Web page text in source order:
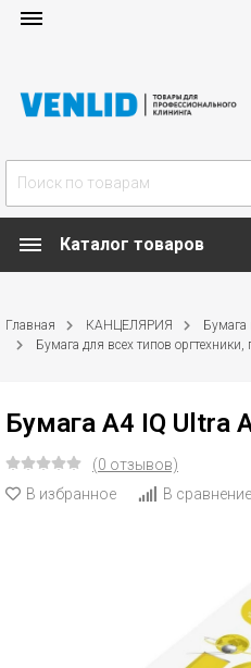
Каталог товаров
Главная КАНЦЕЛЯРИЯ
Бумага для всех типов оргтехники,
Бумага А4 IQ Ultra
(0 отзывов)
В избранное
В сравнение